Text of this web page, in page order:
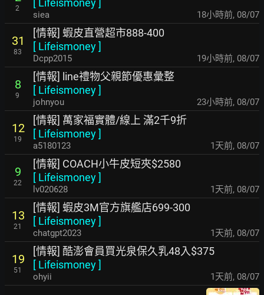
2
[ Lifeismoney]
siea 18小時前, 08/07
31
83
[情報] 蝦皮直營超市888-400
[ Lifeismoney]
Dcpp2015 19小時前, 08/07
8
9
[情報] line禮物父親節優惠彙整
[ Lifeismoney]
johnyou 23小時前, 08/07
12
19
[情報] 萬家福實體/線上 滿2千9折
[ Lifeismoney]
a5180123 1天前, 08/07
9
22
[情報] COACH小牛皮短夾$2580
[ Lifeismoney]
lv020628 1天前, 08/07
13
21
[情報] 蝦皮3M官方旗艦店699-300
[ Lifeismoney]
chatgpt2023 1天前, 08/07
19
51
[情報] 酷澎會員買光泉保久乳48入$375
[ Lifeismoney]
ohyii 1天前, 08/07